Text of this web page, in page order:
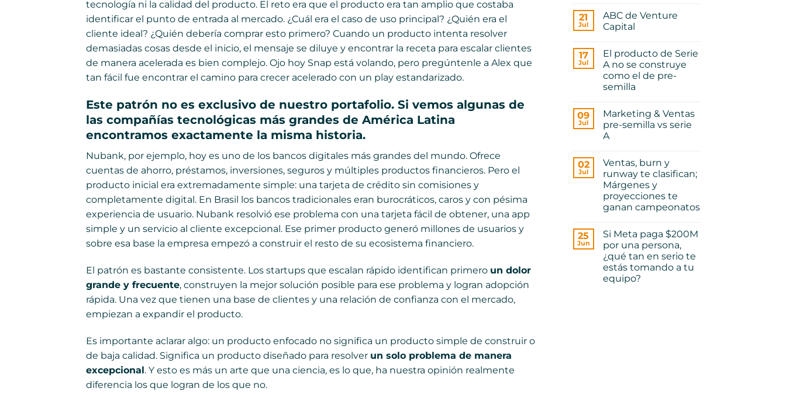
tecnología ni la calidad del producto. El reto era que el producto era tan amplio que costaba
identificar el punto de entrada al mercado. ¿Cuál era el caso de uso principal? ¿Quién era el
cliente ideal? ¿Quién debería comprar esto primero? Cuando un producto intenta resolver
demasiadas cosas desde el inicio, el mensaje se diluye y encontrar la receta para escalar clientes
de manera acelerada es bien complejo. Ojo hoy Snap está volando, pero pregúntenle a Alex que
tan fácil fue encontrar el camino para crecer acelerado con un play estandarizado.
Este patrón no es exclusivo de nuestro portafolio. Si vemos algunas de
las compañías tecnológicas más grandes de América Latina
encontramos exactamente la misma historia.
Nubank, por ejemplo, hoy es uno de los bancos digitales más grandes del mundo. Ofrece
cuentas de ahorro, préstamos, inversiones, seguros y múltiples productos financieros. Pero el
producto inicial era extremadamente simple: una tarjeta de crédito sin comisiones y
completamente digital. En Brasil los bancos tradicionales eran burocráticos, caros y con pésima
experiencia de usuario. Nubank resolvió ese problema con una tarjeta fácil de obtener, una app
simple y un servicio al cliente excepcional. Ese primer producto generó millones de usuarios y
sobre esa base la empresa empezó a construir el resto de su ecosistema financiero.
El patrón es bastante consistente. Los startups que escalan rápido identifican primero un dolor
grande y frecuente, construyen la mejor solución posible para ese problema y logran adopción
rápida. Una vez que tienen una base de clientes y una relación de confianza con el mercado,
empiezan a expandir el producto.
Es importante aclarar algo: un producto enfocado no significa un producto simple de construir o
de baja calidad. Significa un producto diseñado para resolver un solo problema de manera
excepcional. Y esto es más un arte que una ciencia, es lo que, ha nuestra opinión realmente
diferencia los que logran de los que no.
de
las
remesas
Capital
comentarios
en
Gaudi
AI
Back
Office
for
Construction
21
Jul
ABC de Venture
Capital
comentarios
en
ABC
de
Venture
Capital
17
Jul
El producto de Serie
A no se construye
como el de pre-
semilla
comentarios
El
producto
A
no
se
construye
como
el
de
pre-
09
Jul
Marketing & Ventas
pre-semilla vs serie
A
comentarios
Marketing
&
Ventas
pre-
semilla
vs
A
02
Jul
Ventas, burn y
runway te clasifican;
Márgenes y
proyecciones te
ganan campeonatos
comentarios
Ventas,
burn
y
runway
te
clasifican;
25
Jun
Si Meta paga $200M
por una persona,
¿qué tan en serio te
estás tomando a tu
equipo?